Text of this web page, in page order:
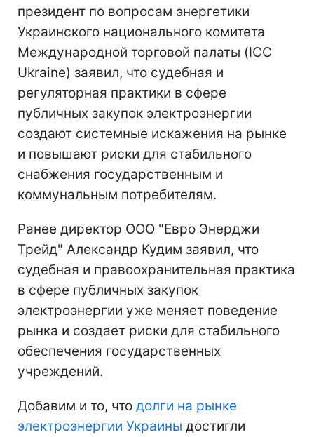
президент по вопросам энергетики
Украинского национального комитета
Международной торговой палаты (ICC
Ukraine) заявил, что судебная и
регуляторная практики в сфере
публичных закупок электроэнергии
создают системные искажения на рынке
и повышают риски для стабильного
снабжения государственным и
коммунальным потребителям.
Ранее директор ООО "Евро Энерджи
Трейд" Александр Кудим заявил, что
судебная и правоохранительная практика
в сфере публичных закупок
электроэнергии уже меняет поведение
рынка и создает риски для стабильного
обеспечения государственных
учреждений.
Добавим и то, что долги на рынке
электроэнергии Украины достигли